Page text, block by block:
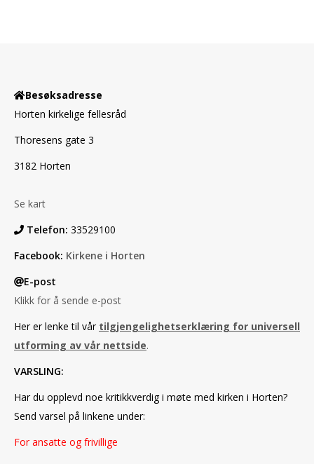
Besøksadresse
Horten kirkelige fellesråd
Thoresens gate 3
3182 Horten
Se kart
Telefon: 33529100
Facebook: Kirkene i Horten
E-post
Klikk for å sende e-post
Her er lenke til vår tilgjengelighetserklæring for universell
utforming av vår nettside.
VARSLING:
Har du opplevd noe kritikkverdig i møte med kirken i Horten?
Send varsel på linkene under:
For ansatte og frivillige